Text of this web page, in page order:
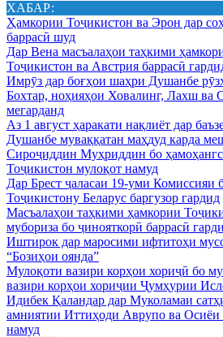
ХАБАР:
Ҳамкории Тоҷикистон ва Эрон дар
баррасӣ шуд
Дар Вена масъалаҳои таҳкими
Тоҷикистон ва Австрия баррасӣ
Имрӯз дар боғҳои шаҳри Душанбе
Бохтар, ноҳияҳои Ховалинг, Лахш ва
мегарданд
Аз 1 август ҳаракати нақлиёт дар
Душанбе муваққатан маҳдуд карда
Сироҷиддин Муҳриддин бо
Тоҷикистон мулоқот намуд
Дар Брест ҷаласаи 19-уми Комиссияи
Тоҷикистону Беларус баргузор гардид
Масъалаҳои таҳкими ҳамкории
мубориза бо ҷинояткорӣ баррасӣ
Иштирок дар маросими ифтитоҳи
“Бозиҳои оянда”
Мулоқоти вазири корҳои хориҷӣ бо
вазири корҳои хориҷии Ҷумҳурии
Идибек Қаландар дар Муколамаи
амниятии Иттиҳоди Аврупо ва
намуд